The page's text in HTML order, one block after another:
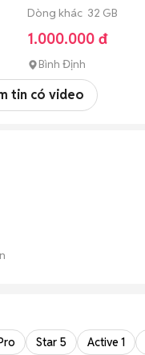
Dòng khác 32 GB
1.000.000 đ
Bình Định
tin có video
Star 5 Active 1